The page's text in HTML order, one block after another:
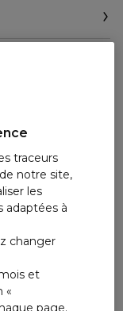
Il est
ou les
traceurs
notre site,
les
adaptées à
changer
et
«
page.